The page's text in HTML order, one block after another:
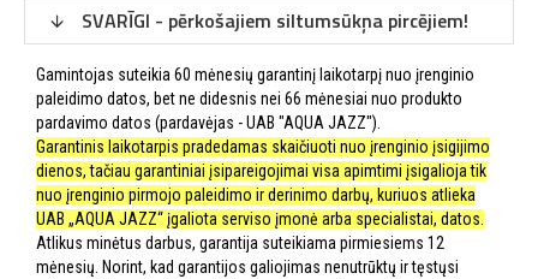
SVARĪGI - pērkošajiem siltumsūkņa pircējiem!
Gamintojas suteikia 60 mėnesių garantinį laikotarpį nuo įrenginio
paleidimo datos, bet ne didesnis nei 66 mėnesiai nuo produkto
pardavimo datos (pardavėjas - UAB "AQUA JAZZ").
Garantinis laikotarpis pradedamas skaičiuoti nuo įrenginio įsigijimo
dienos, tačiau garantiniai įsipareigojimai visa apimtimi įsigalioja tik
nuo įrenginio pirmojo paleidimo ir derinimo darbų, kuriuos atlieka
UAB „AQUA JAZZ“ įgaliota serviso įmonė arba specialistai, datos.
Atlikus minėtus darbus, garantija suteikiama pirmiesiems 12
mėnesių. Norint, kad garantijos galiojimas nenutrūktų ir tęstųsi